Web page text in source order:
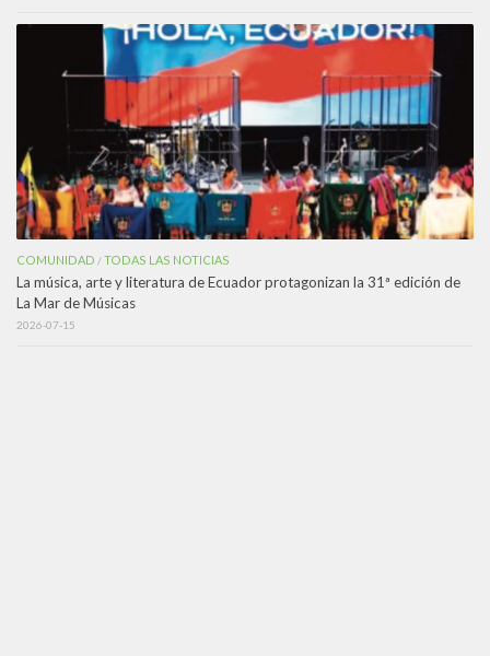
COMUNIDAD /TODAS LAS NOTICIAS
La música, arte y literatura de Ecuador protagonizan la 31ª edición de
La Mar de Músicas
2026-07-15